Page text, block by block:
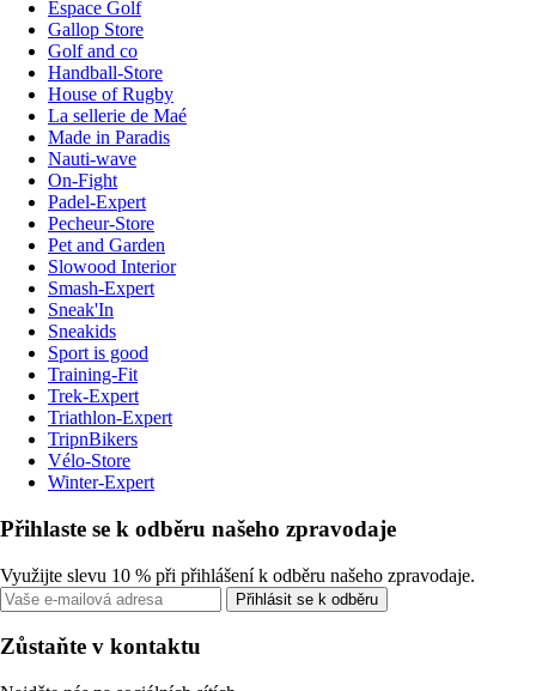
Espace Golf
Gallop Store
Golf and co
Handball-Store
House of Rugby
La sellerie de Maé
Made in Paradis
Nauti-wave
On-Fight
Padel-Expert
Pecheur-Store
Pet and Garden
Slowood Interior
Smash-Expert
Sneak'In
Sneakids
Sport is good
Training-Fit
Trek-Expert
Triathlon-Expert
TripnBikers
Vélo-Store
Winter-Expert
Přihlaste se k odběru našeho zpravodaje
Využijte slevu 10 % při přihlášení k odběru našeho zpravodaje.
Přihlásit se k odběru
Zůstaňte v kontaktu